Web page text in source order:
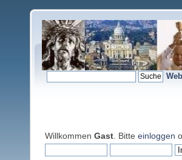
Willkommen Gast . Bitte einloggen